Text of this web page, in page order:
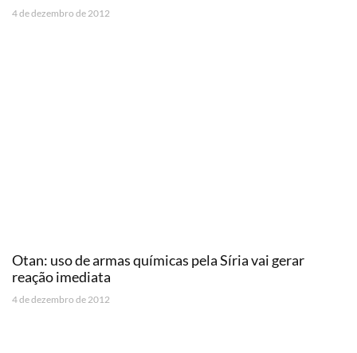
4 de dezembro de 2012
Otan: uso de armas químicas pela Síria vai gerar
reação imediata
4 de dezembro de 2012